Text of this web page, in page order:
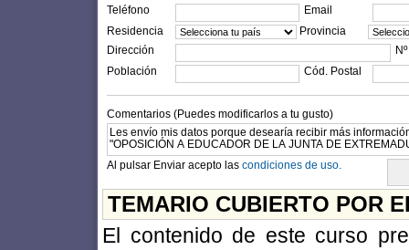
Teléfono
Email
Residencia
Provincia
Dirección
Nº
Población
Cód. Postal
Comentarios (Puedes modificarlos a tu gusto)
Al pulsar Enviar acepto las condiciones de uso.
TEMARIO CUBIERTO POR
El contenido de este curso